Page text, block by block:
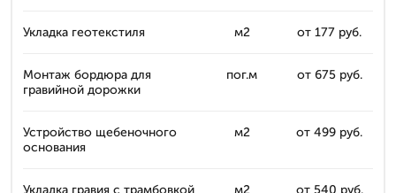
Укладка геотекстиля м2 от 177 руб.
Монтаж бордюра для
гравийной дорожки
пог.м от 675 руб.
Устройство щебеночного
основания
м2 от 499 руб.
Укладка гравия с трамбовкой м2 от 540 руб.